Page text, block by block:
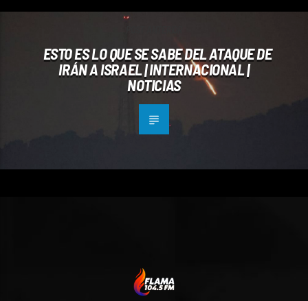
ESTO ES LO QUE SE SABE DEL ATAQUE DE
IRÁN A ISRAEL | INTERNACIONAL |
NOTICIAS